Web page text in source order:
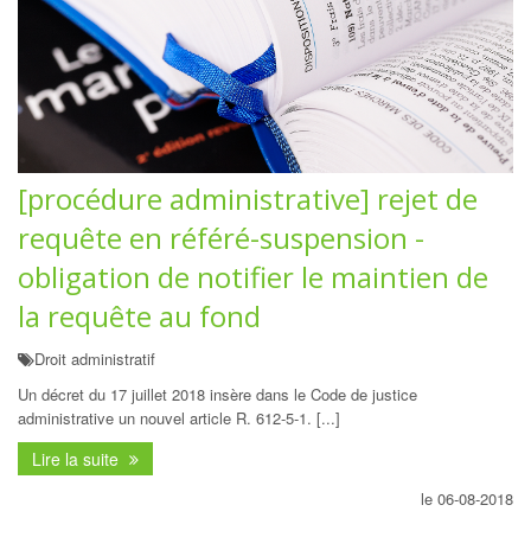
[procédure administrative] rejet de
requête en référé-suspension -
obligation de notifier le maintien de
la requête au fond
Droit administratif
Un décret du 17 juillet 2018 insère dans le Code de justice
administrative un nouvel article R. 612-5-1. [...]
Lire la suite
le 06-08-2018